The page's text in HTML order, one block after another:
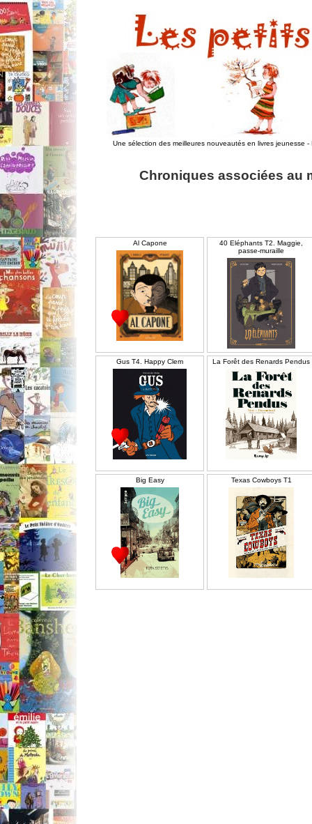
Une sélection des meilleures nouveautés en livres jeunesse -
Chroniques associées au
Al Capone
40 Eléphants T2. Maggie,
passe-muraille
Gus T4. Happy Clem La Forêt des Renards Pendus
Big Easy Texas Cowboys T1